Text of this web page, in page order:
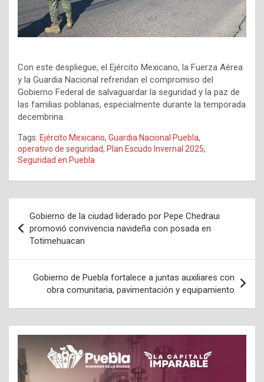
Con este despliegue, el Ejército Mexicano, la Fuerza Aérea
y la Guardia Nacional refrendan el compromiso del
Gobierno Federal de salvaguardar la seguridad y la paz de
las familias poblanas, especialmente durante la temporada
decembrina.
Tags: Ejército Mexicano, Guardia Nacional Puebla,
operativo de seguridad, Plan Escudo Invernal 2025,
Seguridad en Puebla
de
entradas
Gobierno de la ciudad liderado por Pepe Chedraui
promovió convivencia navideña con posada en
Totimehuacan
Gobierno de Puebla fortalece a juntas auxiliares con
obra comunitaria, pavimentación y equipamiento